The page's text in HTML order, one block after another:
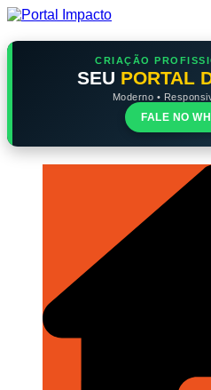
Ir
o
CRIAÇÃO
SEU PORTAL
Moderno •
FALE NO